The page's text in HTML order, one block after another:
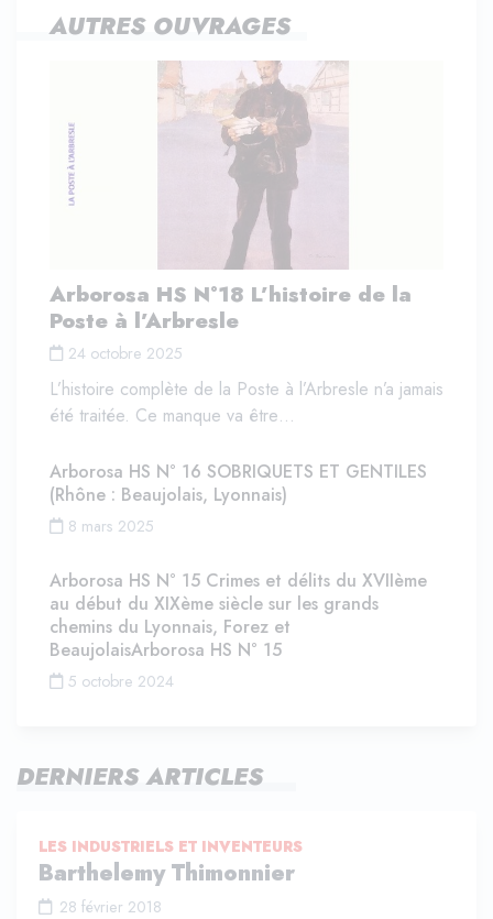
AUTRES OUVRAGES
Arborosa HS N°18 L’histoire de la
Poste à l’Arbresle
24 octobre 2025
L’histoire complète de la Poste à l’Arbresle n’a jamais
été traitée. Ce manque va être…
Arborosa HS N° 16 SOBRIQUETS ET GENTILES
(Rhône : Beaujolais, Lyonnais)
8 mars 2025
Arborosa HS N° 15 Crimes et délits du XVIIème
au début du XIXème siècle sur les grands
chemins du Lyonnais, Forez et
BeaujolaisArborosa HS N° 15
5 octobre 2024
DERNIERS ARTICLES
LES INDUSTRIELS ET INVENTEURS
Barthelemy Thimonnier
28 février 2018